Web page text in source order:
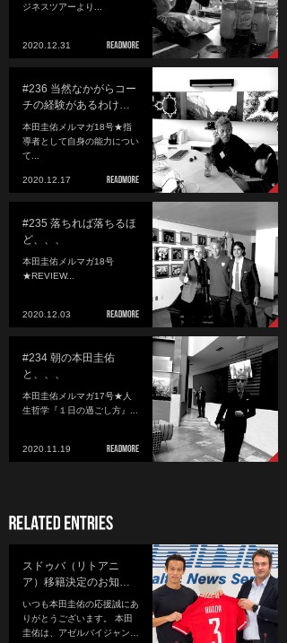
ジネスツアーより...
2020.12.31
#236 当然なかがらコー
チの経験があるわけ…
本田圭佑メルマガ18号★指
導者として自身の能力につい
て...
2020.12.17
#235 落ちれば落ちるほ
ど、、、
本田圭佑メルマガ18号
★REVIEW...
2020.12.03
#234 朝の本田圭佑
と、、、
本田圭佑メルマガ17号★人
生哲学『１日の過ごし方』...
2020.11.19
スドゥバ（リトアニ
ア）移籍決定のお知…
いつも本田圭佑の応援誠にあ
りがとうございます。 本田
圭佑は、アゼルバイジャン…